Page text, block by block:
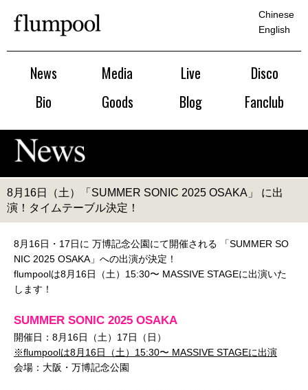
News Media Live
Disco
Bio
Goods Blog Fanclub
Chinese
English
8月16日（土）「SUMMER SONIC 2025 OSAKA」 に出
演！タイムテーブル決定！
8月16日・17日に 万博記念公園にて開催される 「SUMMER SO
NIC 2025 OSAKA」への出演が決定！
flumpoolは8月16日（土）15:30〜 MASSIVE STAGEに出演いた
します！
SUMMER SONIC 2025 OSAKA
開催日：8月16日（土）17日（日）
※flumpoolは8月16日（土）15:30〜 MASSIVE STAGEに出演
会場：大阪・万博記念公園